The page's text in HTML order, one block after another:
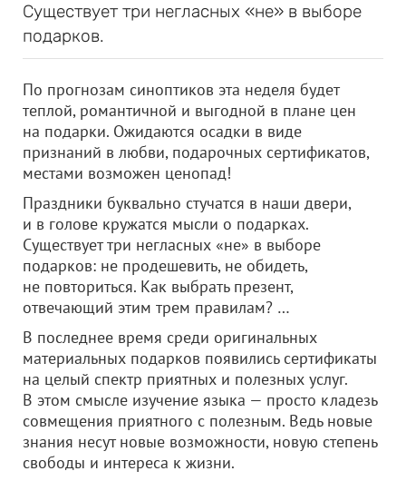
Существует три негласных «не» в выборе
подарков.
По прогнозам синоптиков эта неделя будет
теплой, романтичной и выгодной в плане цен
на подарки. Ожидаются осадки в виде
признаний в любви, подарочных сертификатов,
местами возможен ценопад!
Праздники буквально стучатся в наши двери,
и в голове кружатся мысли о подарках.
Существует три негласных «не» в выборе
подарков: не продешевить, не обидеть,
не повториться. Как выбрать презент,
отвечающий этим трем правилам? …
В последнее время среди оригинальных
материальных подарков появились сертификаты
на целый спектр приятных и полезных услуг.
В этом смысле изучение языка — просто кладезь
совмещения приятного с полезным. Ведь новые
знания несут новые возможности, новую степень
свободы и интереса к жизни.